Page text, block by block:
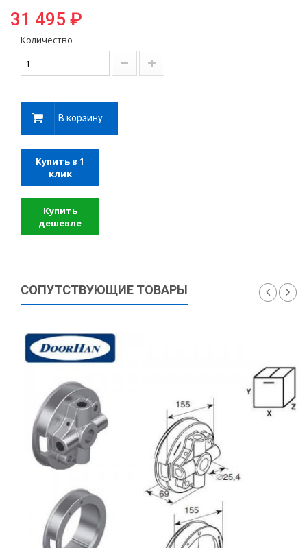
31 495 ₽
Количество
В корзину
Купить в 1
клик
Купить
дешевле
СОПУТСТВУЮЩИЕ ТОВАРЫ